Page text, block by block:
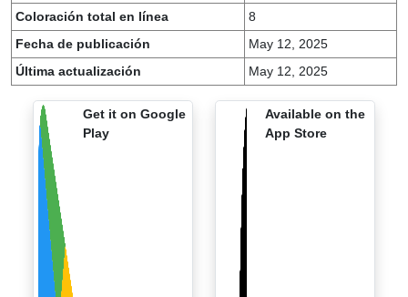
Coloración total en línea
8
Fecha de publicación
May 12, 2025
Última actualización
May 12, 2025
Get it on Google
Play
Available on the
App Store